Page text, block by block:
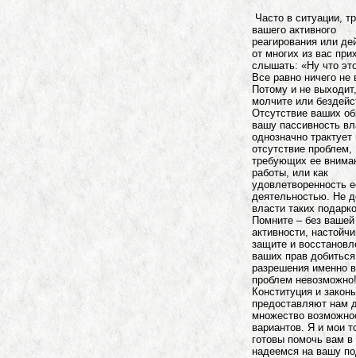
Часто в ситуации,
вашего активного
реагирования или
от многих из вас
слышать: «Ну что
Все равно ничего не
Потому и не
молчите или
Отсутствие ваших
вашу пассивность
однозначно трактует
отсутствие проблем,
требующих ее
работы, или как
удовлетворенность
деятельностью. Не
власти таких
Помните – без
активности,
защите и
ваших прав добиться
разрешения именно
проблем невозможно!
Конституция и
предоставляют нам
множество
вариантов. Я и мои
готовы помочь вам в
надеемся на вашу